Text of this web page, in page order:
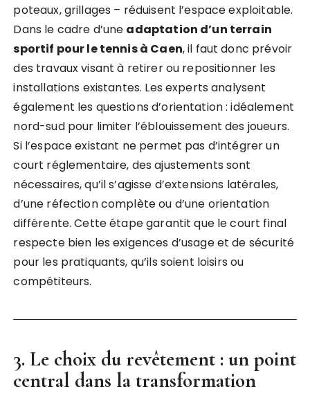
poteaux, grillages – réduisent l’espace exploitable.
Dans le cadre d’une adaptation d’un terrain
sportif pour le tennis à Caen, il faut donc prévoir
des travaux visant à retirer ou repositionner les
installations existantes. Les experts analysent
également les questions d’orientation : idéalement
nord-sud pour limiter l’éblouissement des joueurs.
Si l’espace existant ne permet pas d’intégrer un
court réglementaire, des ajustements sont
nécessaires, qu’il s’agisse d’extensions latérales,
d’une réfection complète ou d’une orientation
différente. Cette étape garantit que le court final
respecte bien les exigences d’usage et de sécurité
pour les pratiquants, qu’ils soient loisirs ou
compétiteurs.
3. Le choix du revêtement : un point
central dans la transformation